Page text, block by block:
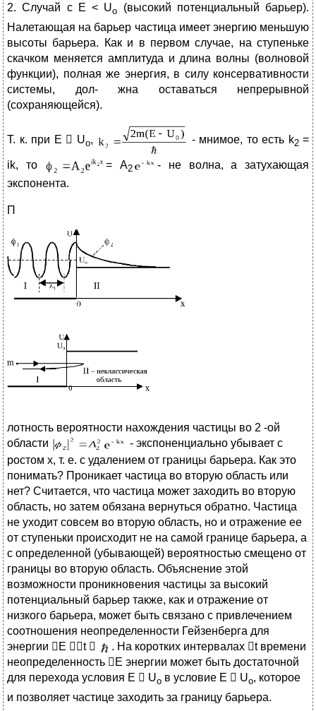
2. Случай с E < Uо (высокий потенциальный барьер).
Налетающая на барьер частица имеет энергию меньшую
высоты барьера. Как и в первом случае, на ступеньке
скачком меняется амплитуда и длина волны (волновой
функции), полная же энергия, в силу консервативности
системы, дол- жна оставаться непрерывной
(сохраняющейся).
Т. к. при Е  Uо - мнимое, то есть k2=
ik, то = А2
- не волна, а затухающая
экспонента.
П
лотность вероятности нахождения частицы во 2 -ой
области
- экспоненциально убывает с
ростом х, т. е. с удалением от границы барьера. Как это
понимать? Проникает частица во вторую область или
нет? Считается, что частица может заходить во вторую
область, но затем обязана вернуться обратно. Частица
не уходит совсем во вторую область, но и отражение ее
от ступеньки происходит не на самой границе барьера, а
с определенной (убывающей) вероятностью смещено от
границы во вторую область. Объяснение этой
возможности проникновения частицы за высокий
потенциальный барьер также, как и отражение от
низкого барьера, может быть связано с привлечением
соотношения неопределенности Гейзенберга для
энергии Е t 
. На коротких интервалах t времени
неопределенность Е энергии может быть достаточной
для перехода условия Е  Uо в условие Е  Uо, которое
и позволяет частице заходить за границу барьера.